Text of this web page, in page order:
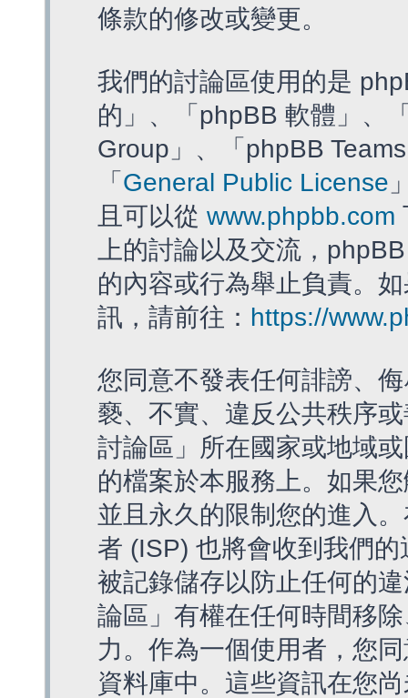
條款的修改或變更。
我們的討論區使用的是
的」、「phpBB 軟體」、
Group」、「phpBB
「 General Public License
且可以從 www.phpbb.com
上的討論以及交流，
的內容或行為舉止負責。
訊，請前往： https://
您同意不發表任何誹謗、
褻、不實、違反公共秩序
討論區」所在國家或地域
的檔案於本服務上。如果
並且永久的限制您的進入
者 (ISP) 也將會收到我們
被記錄儲存以防止任何的
論區」有權在任何時間移
力。作為一個使用者，您
資料庫中。這些資訊在您